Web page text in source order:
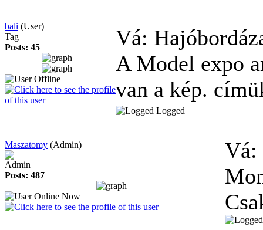
bali (User)
Tag
Posts: 45
Vá:
A Model expo
van a kép.
Logged
Maszatomy (Admin)
Admin
Posts: 487
Vá: